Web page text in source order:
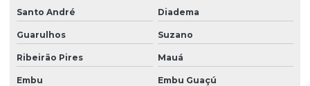
Licença ambiental para empresa
Licença ambiental para empresa em são paulo
Licença ambiental para lavra garimpeira
Santo André Diadema
Guarulhos Suzano
Ribeirão Pires Mauá
Embu Embu Guaçú